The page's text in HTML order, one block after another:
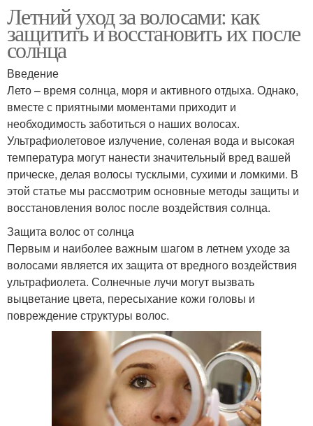
Летний уход за волосами: как
защитить и восстановить их после
солнца
Введение
Лето – время солнца, моря и активного отдыха. Однако,
вместе с приятными моментами приходит и
необходимость заботиться о наших волосах.
Ультрафиолетовое излучение, соленая вода и высокая
температура могут нанести значительный вред вашей
прическе, делая волосы тусклыми, сухими и ломкими. В
этой статье мы рассмотрим основные методы защиты и
восстановления волос после воздействия солнца.
Защита волос от солнца
Первым и наиболее важным шагом в летнем уходе за
волосами является их защита от вредного воздействия
ультрафиолета. Солнечные лучи могут вызвать
выцветание цвета, пересыхание кожи головы и
повреждение структуры волос.